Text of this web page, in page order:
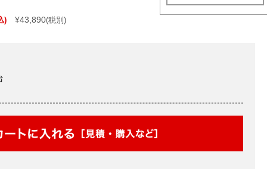
) ¥43,890(税別)